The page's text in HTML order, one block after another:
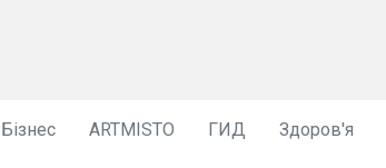
Бізнес ARTMISTO ГИД Здоров'я